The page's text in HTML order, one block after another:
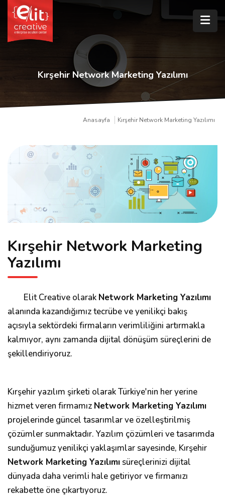
Kırşehir Network Marketing Yazılımı
Anasayfa Kırşehir Network Marketing Yazılımı
Kırşehir Network Marketing
Yazılımı
Elit Creative olarak Network Marketing Yazılımı
alanında kazandığımız tecrübe ve yenilikçi bakış
açısıyla sektördeki firmaların verimliliğini artırmakla
kalmıyor, aynı zamanda dijital dönüşüm süreçlerini de
şekillendiriyoruz.
Kırşehir yazılım şirketi olarak Türkiye'nin her yerine
hizmet veren firmamız Network Marketing Yazılımı
projelerinde güncel tasarımlar ve özelleştirilmiş
çözümler sunmaktadır. Yazılım çözümleri ve tasarımda
sunduğumuz yenilikçi yaklaşımlar sayesinde, Kırşehir
Network Marketing Yazılımısüreçlerinizi dijital
dünyada daha verimli hale getiriyor ve firmanızı
rekabette öne çıkartıyoruz.